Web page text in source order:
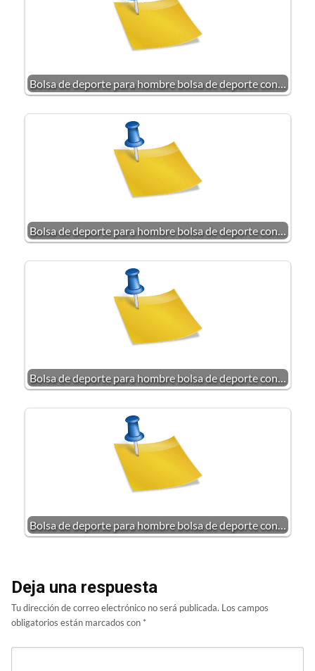
Bolsa de deporte para hombre bolsa de deporte con…
Bolsa de deporte para hombre bolsa de deporte con…
Bolsa de deporte para hombre bolsa de deporte con…
Bolsa de deporte para hombre bolsa de deporte con…
Deja una respuesta
Tu dirección de correo electrónico no será publicada. Los campos
obligatorios están marcados con *